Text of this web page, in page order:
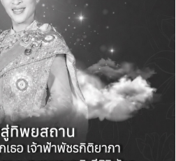
NEXT POST
TOA ยืนหนึ่งผู้นำตลาดสี
คว้าสุดยอดรางวัล Best
Innovative Company